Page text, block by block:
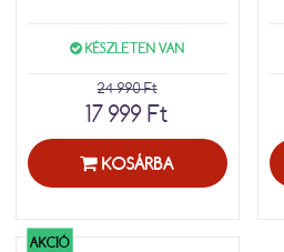
KÉSZLETEN VAN
24 990 Ft
17 999 Ft
KOSÁRBA
AKCIÓ